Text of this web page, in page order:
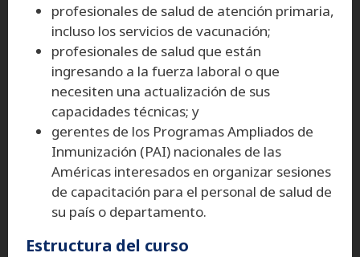
profesionales de salud de atención primaria,
incluso los servicios de vacunación;
profesionales de salud que están
ingresando a la fuerza laboral o que
necesiten una actualización de sus
capacidades técnicas; y
gerentes de los Programas Ampliados de
Inmunización (PAI) nacionales de las
Américas interesados en organizar sesiones
de capacitación para el personal de salud de
su país o departamento.
Estructura del curso